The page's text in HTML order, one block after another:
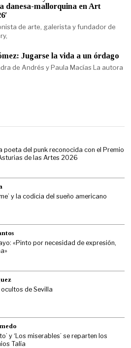
danesa-mallorquina en Art
de arte, galerista y fundador de
Jugarse la vida a un órdago
de Andrés y Paula Macías La autora
poeta del punk reconocida con el Premio
de las Artes 2026
y la codicia del sueño americano
«Pinto por necesidad de expresión,
de Sevilla
y ‘Los miserables’ se reparten los
Talía